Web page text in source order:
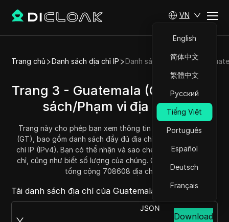
VN
English
简体中文
繁體中文
Русский
Tiếng Việt
Português
Español
Deutsch
Français
Trang chủ Danh sách địa chỉ IP Danh sách địa chỉ IP của
Trang 3 - Guatemala (GT) - Danh
sách/Phạm vi địa chỉ IP
Trang này cho phép bạn xem thông tin IP của Guatemala
(GT), bao gồm danh sách đầy đủ địa chỉ IP và phạm vi địa
chỉ IP (IPv4). Bạn có thể nhận và sao chép mỗi phạm vi địa
chỉ, cũng như biết số lượng của chúng. Guatemala hiện có
tổng cộng 708608 địa chỉ IP.
Tải danh sách địa chỉ của Guatemala tại:
JSON
Download